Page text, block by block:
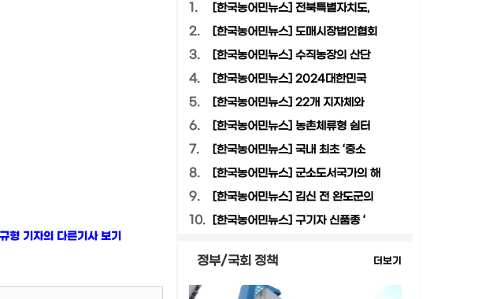
형 기자의 다른기사 보기
1.
[한국농어민뉴스] 전북특별자치도,
2. [한국농어민뉴스] 도매시장법인협회
3. [한국농어민뉴스] 수직농장의 산단
4. [한국농어민뉴스] 2024대한민국
5. [한국농어민뉴스] 22개 지자체와
6. [한국농어민뉴스] 농촌체류형 쉼터
7. [한국농어민뉴스] 국내 최초 ‘중소
8. [한국농어민뉴스] 군소도서국가의 해
9. [한국농어민뉴스] 김신 전 완도군의
10. [한국농어민뉴스] 구기자 신품종 ‘
정부/국회 정책 더보기